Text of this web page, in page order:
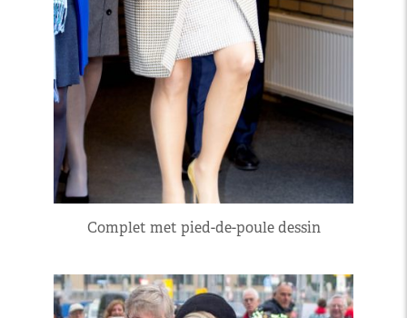
Complet met pied-de-poule dessin